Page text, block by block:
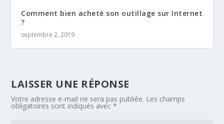
Comment bien acheté son outillage sur Internet
?
septembre 2, 2019
LAISSER UNE RÉPONSE
Votre adresse e-mail ne sera pas publiée. Les champs
obligatoires sont indiqués avec*